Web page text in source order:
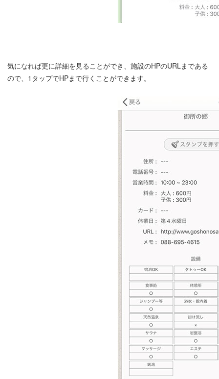
気になれば更に詳細を見ることができ、施設のHPのURLまである
ので、1タップでHPまで行くことができます。